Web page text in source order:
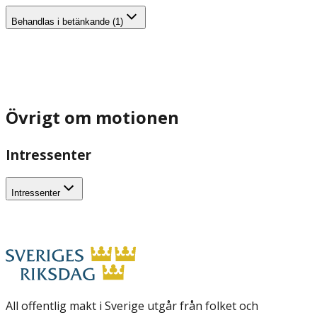
Behandlas i betänkande (1)
Övrigt om motionen
Intressenter
Intressenter
All offentlig makt i Sverige utgår från folket och